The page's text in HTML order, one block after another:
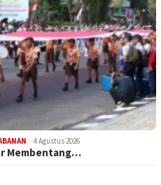
4 Agustus 2026
Membentang…